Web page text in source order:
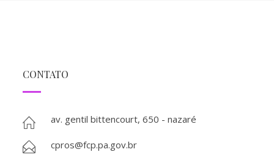
CONTATO
av. gentil bittencourt, 650 - nazaré
cpros@fcp.pa.gov.br